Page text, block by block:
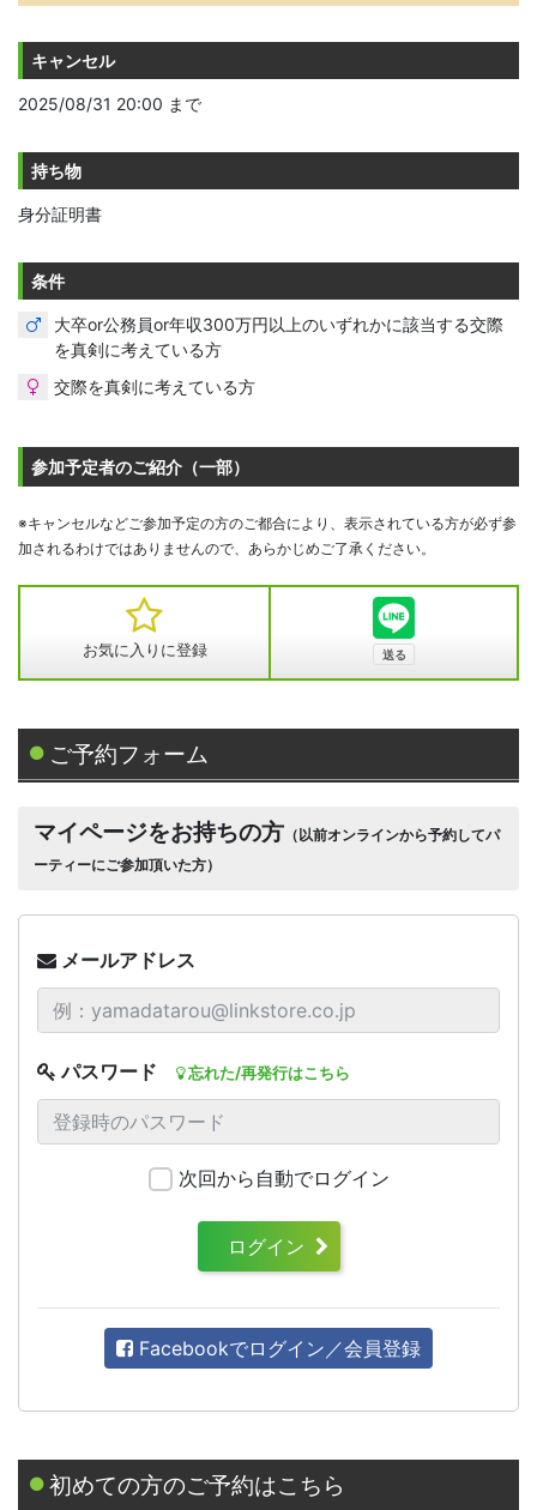
キャンセル
2025/08/31 20:00 まで
持ち物
身分証明書
条件
大卒or公務員or年収300万円以上のいずれかに該当する交際
を真剣に考えている方
交際を真剣に考えている方
参加予定者のご紹介（一部）
※キャンセルなどご参加予定の方のご都合により、表示されている方が必ず参
加されるわけではありませんので、あらかじめご了承ください。
お気に入りに登録
ご予約フォーム
マイページをお持ちの方 （以前オンラインから予約してパ
ーティーにご参加頂いた方）
メールアドレス
パスワード 忘れた/再発行はこちら
次回から自動でログイン
ログイン
Facebookでログイン／会員登録
初めての方のご予約はこちら